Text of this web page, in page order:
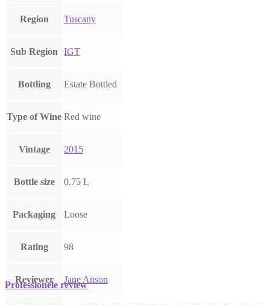
Region Tuscany
Sub Region IGT
Bottling Estate Bottled
Type of Wine Red wine
Vintage 2015
Bottle size 0.75 L
Packaging Loose
Rating 98
Reviewer Jane Anson
Professionele review